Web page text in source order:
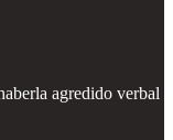
agredido verbal